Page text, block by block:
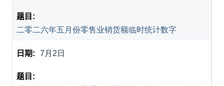
二零二六年五月份零售业销货额临时统计数字
7月2日